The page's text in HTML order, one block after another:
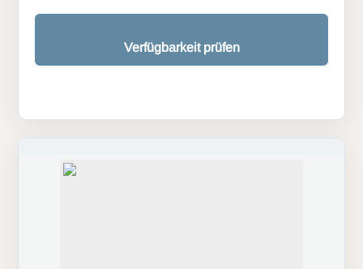
Verfügbarkeit prüfen